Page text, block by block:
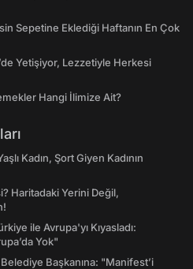
Sepetine Eklediği Haftanın En Çok
Yetişiyor, Lezzetiyle Herkesi
Hangi İlimize Ait?
Kadın, Şort Giyen Kadının
Haritadaki Yerini Değil,
ile Avrupa'yı Kıyasladı:
Yok"
Başkanına: "Manifest’i